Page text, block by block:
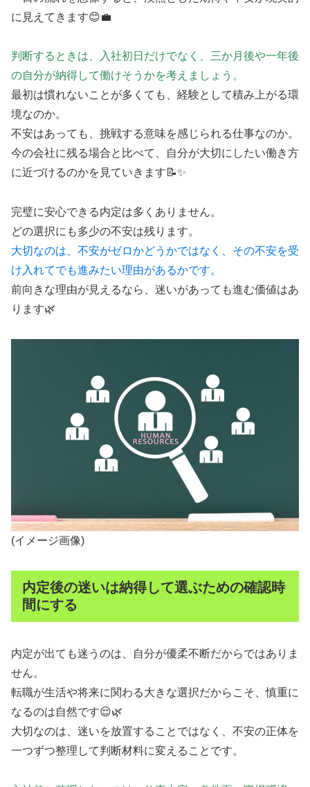
に見えてきます😊💼
判断するときは、入社初日だけでなく、三か月後や一年後
の自分が納得して働けそうかを考えましょう。
最初は慣れないことが多くても、経験として積み上がる環
境なのか。
不安はあっても、挑戦する意味を感じられる仕事なのか。
今の会社に残る場合と比べて、自分が大切にしたい働き方
に近づけるのかを見ていきます📝✨
完璧に安心できる内定は多くありません。
どの選択にも多少の不安は残ります。
大切なのは、不安がゼロかどうかではなく、その不安を受
け入れてでも進みたい理由があるかです。
前向きな理由が見えるなら、迷いがあっても進む価値はあ
ります🌿
(イメージ画像)
内定後の迷いは納得して選ぶための確認時
間にする
内定が出ても迷うのは、自分が優柔不断だからではありま
せん。
転職が生活や将来に関わる大きな選択だからこそ、慎重に
なるのは自然です😌🌿
大切なのは、迷いを放置することではなく、不安の正体を
一つずつ整理して判断材料に変えることです。